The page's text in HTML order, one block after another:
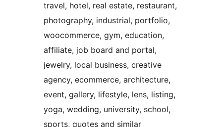
travel, hotel, real estate, restaurant,
photography, industrial, portfolio,
woocommerce, gym, education,
affiliate, job board and portal,
jewelry, local business, creative
agency, ecommerce, architecture,
event, gallery, lifestyle, lens, listing,
yoga, wedding, university, school,
sports, quotes and similar